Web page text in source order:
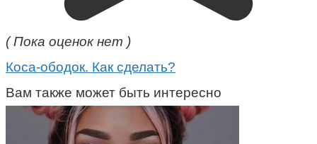
( Пока оценок нет )
Коса-ободок. Как сделать?
Вам также может быть интересно